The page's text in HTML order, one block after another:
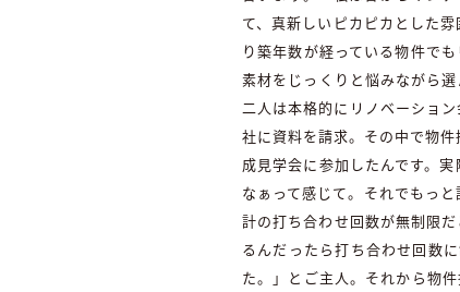
て、真新しいピカピカとした
り築年数が経っている物件で
素材をじっくりと悩みながら
二人は本格的にリノベーショ
社に資料を請求。その中で物
成見学会に参加したんです。
なぁって感じて。それでもっ
計の打ち合わせ回数が無制限
るんだったら打ち合わせ回数
た。」とご主人。それから物